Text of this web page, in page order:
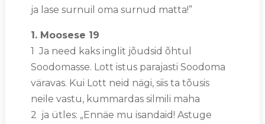
ja lase surnuil oma surnud matta!”
1. Moosese 19
1 Ja need kaks inglit jõudsid õhtul
Soodomasse. Lott istus parajasti Soodoma
väravas. Kui Lott neid nägi, siis ta tõusis
neile vastu, kummardas silmili maha
2 ja ütles: „Ennäe mu isandaid! Astuge